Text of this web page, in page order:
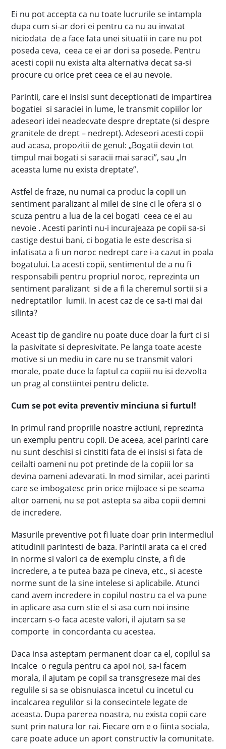
Ei nu pot accepta ca nu toate lucrurile se intampla
dupa cum si-ar dori ei pentru ca nu au invatat
niciodata de a face fata unei situatii in care nu pot
poseda ceva, ceea ce ei ar dori sa posede. Pentru
acesti copii nu exista alta alternativa decat sa-si
procure cu orice pret ceea ce ei au nevoie.
Parintii, care ei insisi sunt deceptionati de impartirea
bogatiei si saraciei in lume, le transmit copiilor lor
adeseori idei neadecvate despre dreptate (si despre
granitele de drept – nedrept). Adeseori acesti copii
aud acasa, propozitii de genul: „Bogatii devin tot
timpul mai bogati si saracii mai saraci”, sau „In
aceasta lume nu exista dreptate”.
Astfel de fraze, nu numai ca produc la copii un
sentiment paralizant al milei de sine ci le ofera si o
scuza pentru a lua de la cei bogati ceea ce ei au
nevoie . Acesti parinti nu-i incurajeaza pe copii sa-si
castige destui bani, ci bogatia le este descrisa si
infatisata a fi un noroc nedrept care i-a cazut in poala
bogatului. La acesti copii, sentimentul de a nu fi
responsabili pentru propriul noroc, reprezinta un
sentiment paralizant si de a fi la cheremul sortii si a
nedreptatilor lumii. In acest caz de ce sa-ti mai dai
silinta?
Aceast tip de gandire nu poate duce doar la furt ci si
la pasivitate si depresivitate. Pe langa toate aceste
motive si un mediu in care nu se transmit valori
morale, poate duce la faptul ca copiii nu isi dezvolta
un prag al constiintei pentru delicte.
Cum se pot evita preventiv minciuna si furtul!
In primul rand propriile noastre actiuni, reprezinta
un exemplu pentru copii. De aceea, acei parinti care
nu sunt deschisi si cinstiti fata de ei insisi si fata de
ceilalti oameni nu pot pretinde de la copiii lor sa
devina oameni adevarati. In mod similar, acei parinti
care se imbogatesc prin orice mijloace si pe seama
altor oameni, nu se pot astepta sa aiba copii demni
de incredere.
Masurile preventive pot fi luate doar prin intermediul
atitudinii parintesti de baza. Parintii arata ca ei cred
in norme si valori ca de exemplu cinste, a fi de
incredere, a te putea baza pe cineva, etc., si aceste
norme sunt de la sine intelese si aplicabile. Atunci
cand avem incredere in copilul nostru ca el va pune
in aplicare asa cum stie el si asa cum noi insine
incercam s-o faca aceste valori, il ajutam sa se
comporte in concordanta cu acestea.
Daca insa asteptam permanent doar ca el, copilul sa
incalce o regula pentru ca apoi noi, sa-i facem
morala, il ajutam pe copil sa transgreseze mai des
regulile si sa se obisnuiasca incetul cu incetul cu
incalcarea regulilor si la consecintele legate de
aceasta. Dupa parerea noastra, nu exista copii care
sunt prin natura lor rai. Fiecare om e o fiinta sociala,
care poate aduce un aport constructiv la comunitate.